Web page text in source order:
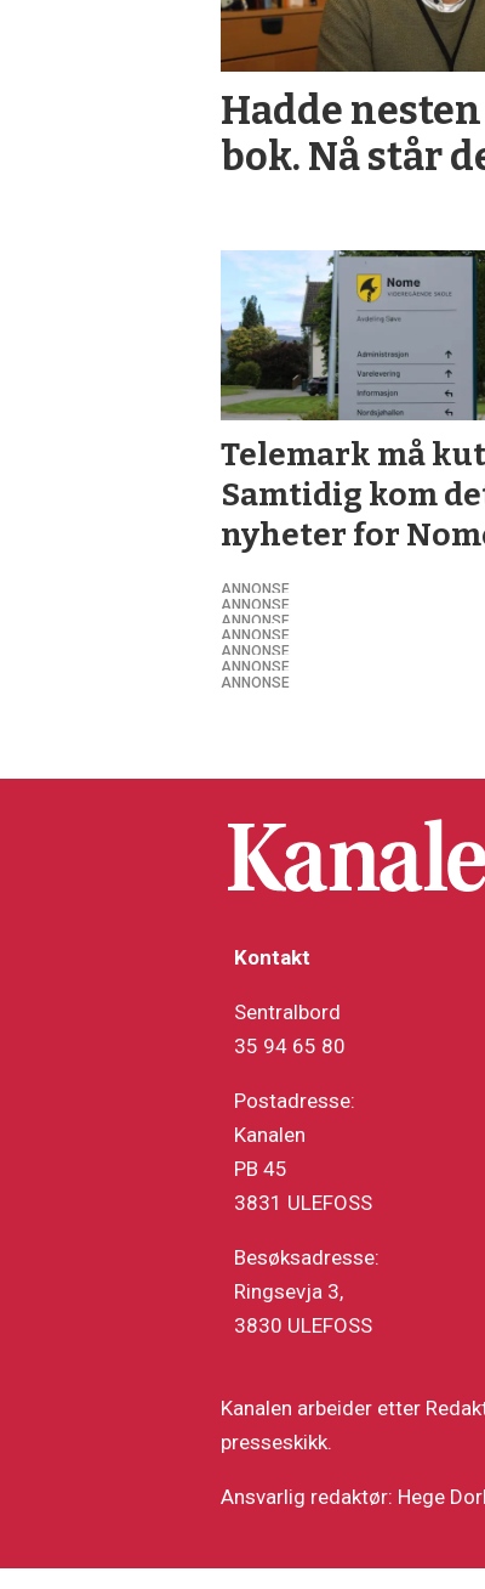
Hadde
bok. Nå står
Telemark må
Samtidig kom
nyheter for
ANNONSE
ANNONSE
ANNONSE
ANNONSE
ANNONSE
ANNONSE
ANNONSE
Kontakt
Sentralbord
35 94 65 80
Postadresse:
Kanalen
PB 45
3831 ULEFOSS
Besøksadresse:
Ringsevja 3,
3830 ULEFOSS
Kanalen arbeider etter
presseskikk.
Ansvarlig redaktør: Hege